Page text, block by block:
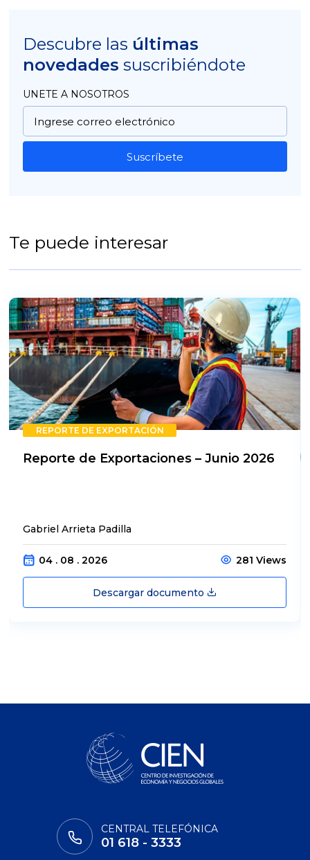
Descubre las últimas
novedades suscribiéndote
UNETE A NOSOTROS
Suscríbete
Te puede interesar
REPORTE DE EXPORTACIÓN
Reporte de Exportaciones – Junio 2026
Gabriel Arrieta Padilla
04 . 08 . 2026 281 Views
Descargar documento
CENTRAL TELEFÓNICA
01 618 - 3333